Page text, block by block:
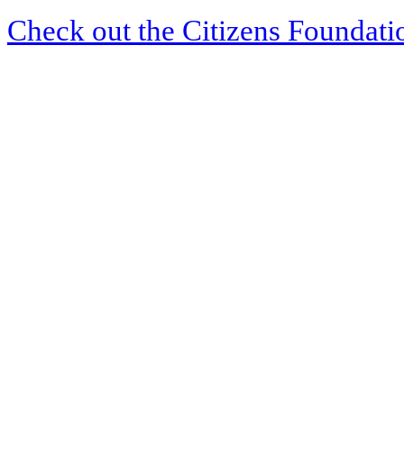
Check out the Citizens